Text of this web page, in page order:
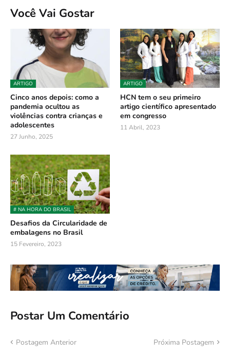
Você Vai Gostar
ARTIGO
Cinco anos depois: como a
pandemia ocultou as
violências contra crianças e
adolescentes
27 Junho, 2025
ARTIGO
HCN tem o seu primeiro
artigo científico apresentado
em congresso
11 Abril, 2023
# NA HORA DO BRASIL
Desafios da Circularidade de
embalagens no Brasil
15 Fevereiro, 2023
Postar Um Comentário
Postagem Anterior Próxima Postagem